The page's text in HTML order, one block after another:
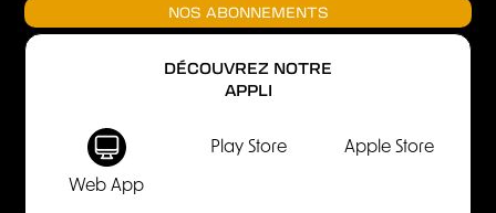
NOS ABONNEMENTS
DÉCOUVREZ NOTRE
APPLI
Web App
Play Store Apple Store